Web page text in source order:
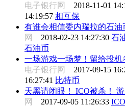
电子银行网 2018-11-01
14:19:57 相互保
有谁会相信委内瑞拉的石油
网 2018-02-23 14:27:30 石
石油币
一场游戏一场梦！留给投机
电子银行网 2017-09-15
16:27:41 比特币
天黑请闭眼！ ICO被杀！
网 2017-09-05 11:26:33 ICO